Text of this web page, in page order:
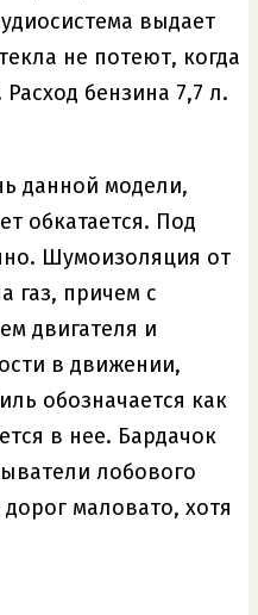
выдает
не потеют, когда
бензина 7,7 л.
данной модели,
обкатается. Под
Шумоизоляция от
газ, причем с
двигателя и
в движении,
обозначается как
в нее. Бардачок
лобового
маловато, хотя